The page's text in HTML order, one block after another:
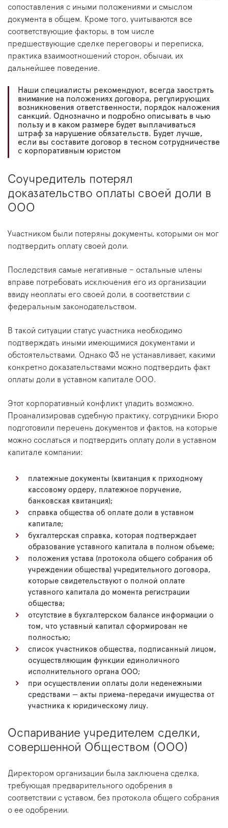
сопоставления с иными положениями и смыслом
документа в общем. Кроме того, учитываются все
соответствующие факторы, в том числе
предшествующие сделке переговоры и переписка,
практика взаимоотношений сторон, обычаи, их
дальнейшее поведение.
Наши специалисты рекомендуют, всегда заострять
внимание на положениях договора, регулирующих
возникновения ответственности, порядок наложения
санкций. Однозначно и подробно описывать в чью
пользу и в каком размере будет выплачиваться
штраф за нарушение обязательств. Будет лучше,
если вы составите договор в тесном сотрудничестве
с корпоративным юристом
Соучредитель потерял
доказательство оплаты своей доли в
ООО
Участником были потеряны документы, которыми он мог
подтвердить оплату своей доли.
Последствия самые негативные – остальные члены
вправе потребовать исключения его из организации
ввиду неоплаты его своей доли, в соответствии с
федеральным законодательством.
В такой ситуации статус участника необходимо
подтверждать иными имеющимися документами и
обстоятельствами. Однако ФЗ не устанавливает, какими
конкретно доказательствами можно подтвердить факт
оплаты доли в уставном капитале ООО.
Этот корпоративный конфликт уладить возможно.
Проанализировав судебную практику, сотрудники Бюро
подготовили перечень документов и фактов, на которые
можно сослаться и подтвердить оплату доли в уставном
капитале компании:
платежные документы (квитанция к приходному
кассовому ордеру, платежное поручение,
банковская квитанция);
справка общества об оплате доли в уставном
капитале;
бухгалтерская справка, которая подтверждает
образование уставного капитала в полном объеме;
положения устава (протокола общего собрания об
учреждении общества) учредительного договора,
которые свидетельствуют о полной оплате
уставного капитала до момента регистрации
общества;
отсутствие в бухгалтерском балансе информации о
том, что уставный капитал сформирован не
полностью;
список участников общества, подписанный лицом,
осуществляющим функции единоличного
исполнительного органа ООО;
при осуществлении оплаты доли неденежными
средствами — акты приема-передачи имущества от
участника к юридическому лицу.
Оспаривание учредителем сделки,
совершенной Обществом (ООО)
Директором организации была заключена сделка,
требующая предварительного одобрения в
соответствии с уставом, без протокола общего собрания
о ее одобрении.